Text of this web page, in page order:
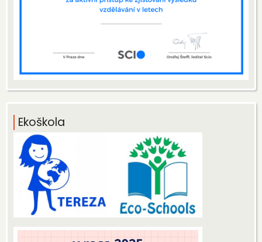
Ekoškola